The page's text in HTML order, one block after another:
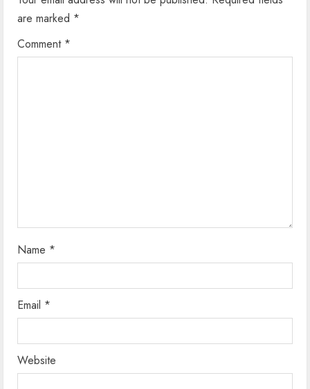
e
R
e
are marked *
Comment *
Name *
Email *
Website